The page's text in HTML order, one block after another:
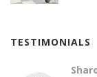
TESTIMONIALS